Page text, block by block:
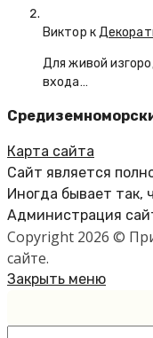
Виктор к
Для живой
входа…
Карта сайта
Сайт является
Иногда бывает так,
Администрация
Copyright 2026 ©
сайте.
Закрыть меню